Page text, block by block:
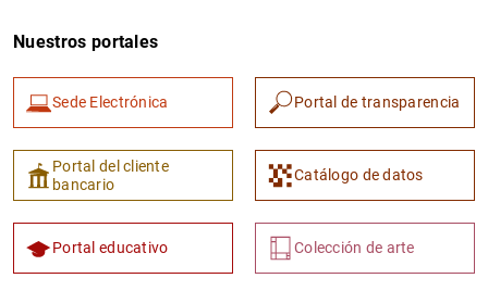
1 2
Nuestros portales
Sede Electrónica Portal de transparencia
Portal del cliente
bancario
Catálogo de datos
Portal educativo Colección de arte